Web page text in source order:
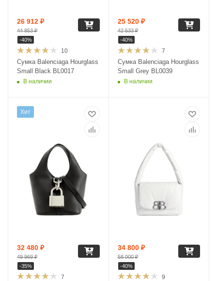
10
Сумка Balenciaga Hourglass
Small Black BL0017
В наличии
26 912 ₽
44 853₽
-40%
7
Сумка Balenciaga Hourglass
Small Grey BL0039
В наличии
25 520₽
42 533₽
-40%
Хит
7
32 480 ₽
49 969₽
-35%
9
34 800₽
58 000₽
-40%